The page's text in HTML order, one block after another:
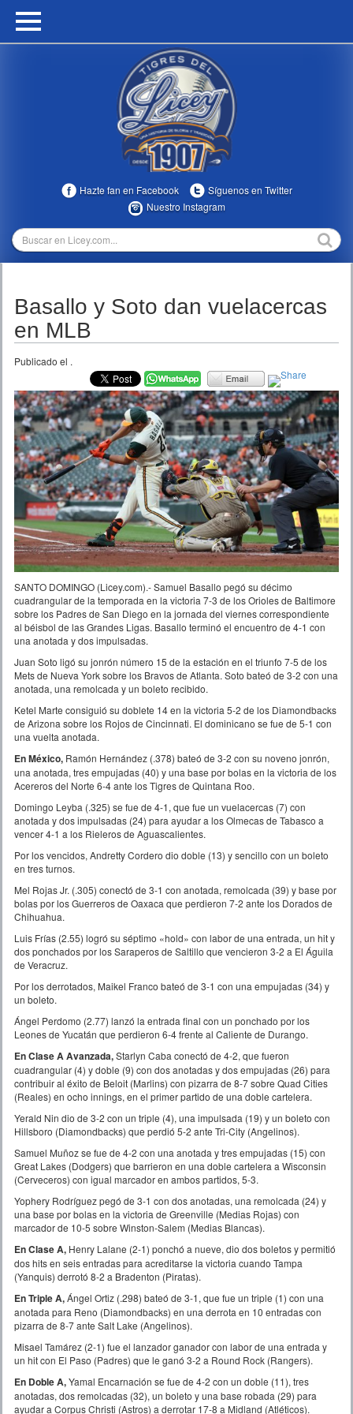
HOME
MULTIMEDIA
TEMPORADAS
Hazte fan en Facebook
Síguenos en Twitter
Nuestro Instagram
Basallo y Soto dan vuelacercas
en MLB
Publicado el .
SANTO DOMINGO (Licey.com).- Samuel Basallo pegó su décimo
cuadrangular de la temporada en la victoria 7-3 de los Orioles de Baltimore
sobre los Padres de San Diego en la jornada del viernes correspondiente
al béisbol de las Grandes Ligas. Basallo terminó el encuentro de 4-1 con
una anotada y dos impulsadas.
Juan Soto ligó su jonrón número 15 de la estación en el triunfo 7-5 de los
Mets de Nueva York sobre los Bravos de Atlanta. Soto bateó de 3-2 con una
anotada, una remolcada y un boleto recibido.
Ketel Marte consiguió su doblete 14 en la victoria 5-2 de los Diamondbacks
de Arizona sobre los Rojos de Cincinnati. El dominicano se fue de 5-1 con
una vuelta anotada.
En México, Ramón Hernández (.378) bateó de 3-2 con su noveno jonrón,
una anotada, tres empujadas (40) y una base por bolas en la victoria de los
Acereros del Norte 6-4 ante los Tigres de Quintana Roo.
Domingo Leyba (.325) se fue de 4-1, que fue un vuelacercas (7) con
anotada y dos impulsadas (24) para ayudar a los Olmecas de Tabasco a
vencer 4-1 a los Rieleros de Aguascalientes.
Por los vencidos, Andretty Cordero dio doble (13) y sencillo con un boleto
en tres turnos.
Mel Rojas Jr. (.305) conectó de 3-1 con anotada, remolcada (39) y base por
bolas por los Guerreros de Oaxaca que perdieron 7-2 ante los Dorados de
Chihuahua.
Luis Frías (2.55) logró su séptimo «hold» con labor de una entrada, un hit y
dos ponchados por los Saraperos de Saltillo que vencieron 3-2 a El Águila
de Veracruz.
Por los derrotados, Maikel Franco bateó de 3-1 con una empujadas (34) y
un boleto.
Ángel Perdomo (2.77) lanzó la entrada final con un ponchado por los
Leones de Yucatán que perdieron 6-4 frente al Caliente de Durango.
En Clase A Avanzada,Starlyn Caba conectó de 4-2, que fueron
cuadrangular (4) y doble (9) con dos anotadas y dos empujadas (26) para
contribuir al éxito de Beloit (Marlins) con pizarra de 8-7 sobre Quad Cities
(Reales) en ocho innings, en el primer partido de una doble cartelera.
Yerald Nin dio de 3-2 con un triple (4), una impulsada (19) y un boleto con
Hillsboro (Diamondbacks) que perdió 5-2 ante Tri-City (Angelinos).
Samuel Muñoz se fue de 4-2 con una anotada y tres empujadas (15) con
Great Lakes (Dodgers) que barrieron en una doble cartelera a Wisconsin
(Cerveceros) con igual marcador en ambos partidos, 5-3.
Yophery Rodríguez pegó de 3-1 con dos anotadas, una remolcada (24) y
una base por bolas en la victoria de Greenville (Medias Rojas) con
marcador de 10-5 sobre Winston-Salem (Medias Blancas).
En Clase A, Henry Lalane (2-1) ponchó a nueve, dio dos boletos y permitió
dos hits en seis entradas para acreditarse la victoria cuando Tampa
(Yanquis) derrotó 8-2 a Bradenton (Piratas).
En Triple A,Ángel Ortiz (.298) bateó de 3-1, que fue un triple (1) con una
anotada para Reno (Diamondbacks) en una derrota en 10 entradas con
pizarra de 8-7 ante Salt Lake (Angelinos).
Misael Tamárez (2-1) fue el lanzador ganador con labor de una entrada y
un hit con El Paso (Padres) que le ganó 3-2 a Round Rock (Rangers).
En Doble A,Yamal Encarnación se fue de 4-2 con un doble (11), tres
anotadas, dos remolcadas (32), un boleto y una base robada (29) para
ayudar a Corpus Christi (Astros) a derrotar 17-8 a Midland (Atléticos).